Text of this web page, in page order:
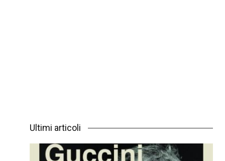
Ultimi articoli